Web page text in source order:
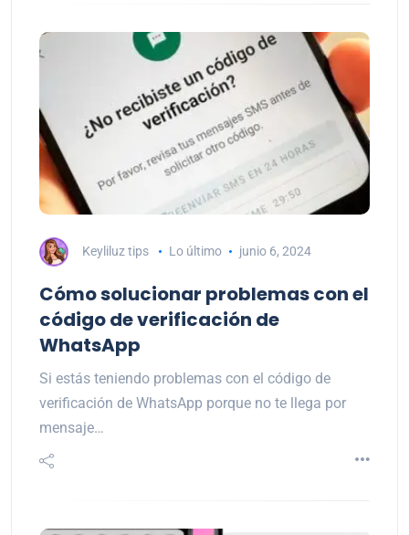
Keyliluz tips Lo último junio 6, 2024
Cómo solucionar problemas con el
código de verificación de
WhatsApp
Si estás teniendo problemas con el código de
verificación de WhatsApp porque no te llega por
mensaje…